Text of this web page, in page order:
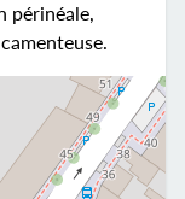
périnéale,